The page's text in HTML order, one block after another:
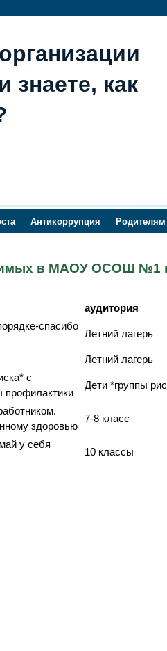
знаете, как
Антикоррупция Родителям
в МАОУ ОСОШ №1 в
аудитория
спасибо
Летний лагерь
Летний лагерь
с
профилактики
Дети *группы
здоровью
7-8 класс
у себя
10 классы